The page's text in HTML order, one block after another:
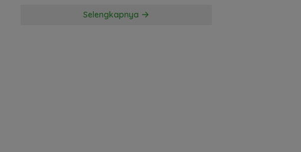
Pertanyakan
Selengkapnya